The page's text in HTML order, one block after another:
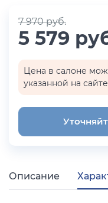
7 970 руб.
5 579
Цена в салоне
указанной на
Описание